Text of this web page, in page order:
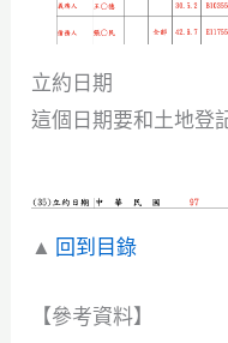
立約日期
這個日期要和土地登
▲ 回到目錄
【參考資料】